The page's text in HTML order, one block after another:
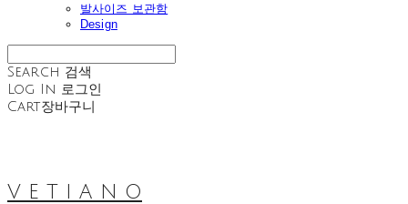
발사이즈 보관함
Design
Search 검색
Log In 로그인
Cart장바구니
V E T I A N O